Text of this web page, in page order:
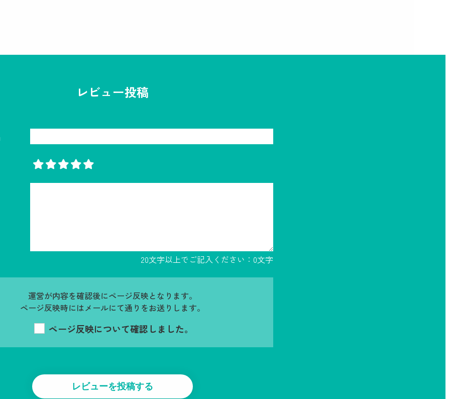
レビュー投稿
20文字以上でご記入ください： 0文字
運営が内容を確認後にページ反映となります。
ページ反映時にはメールにて通りをお送りします。
ページ反映について確認しました。